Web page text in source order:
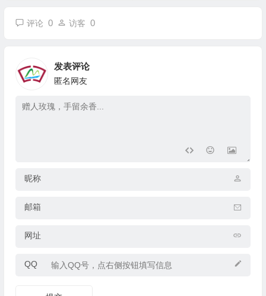
评论 0 访客 0
发表评论
匿名网友
昵称
邮箱
网址
QQ